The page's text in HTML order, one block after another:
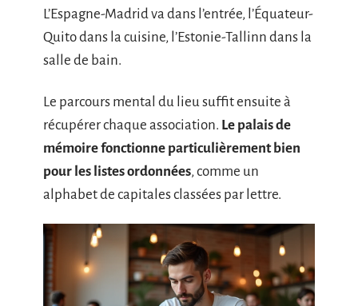
L’Espagne-Madrid va dans l’entrée, l’Équateur-
Quito dans la cuisine, l’Estonie-Tallinn dans la
salle de bain.
Le parcours mental du lieu suffit ensuite à
récupérer chaque association. Le palais de
mémoire fonctionne particulièrement bien
pour les listes ordonnées, comme un
alphabet de capitales classées par lettre.